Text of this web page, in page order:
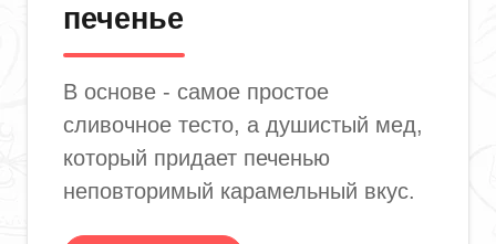
печенье
В основе - самое простое
сливочное тесто, а душистый мед,
который придает печенью
неповторимый карамельный вкус.